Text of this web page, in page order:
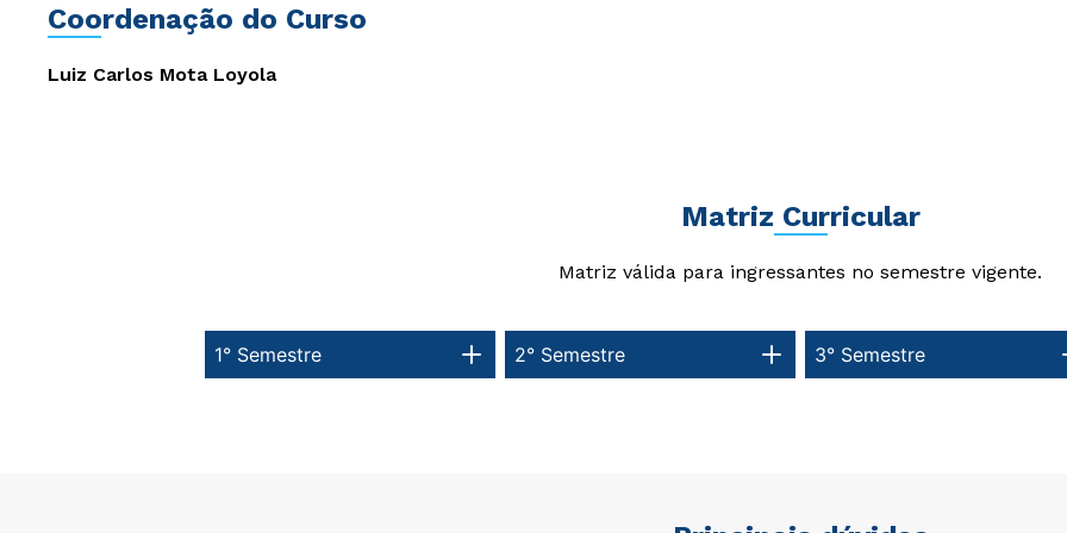
Coordenação do Curso
Luiz Carlos Mota Loyola
Matriz Curricular
Matriz válida para ingressantes no semestre vigente.
1° Semestre 3° Semestre
2° Semestre